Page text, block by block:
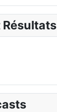
Résultats